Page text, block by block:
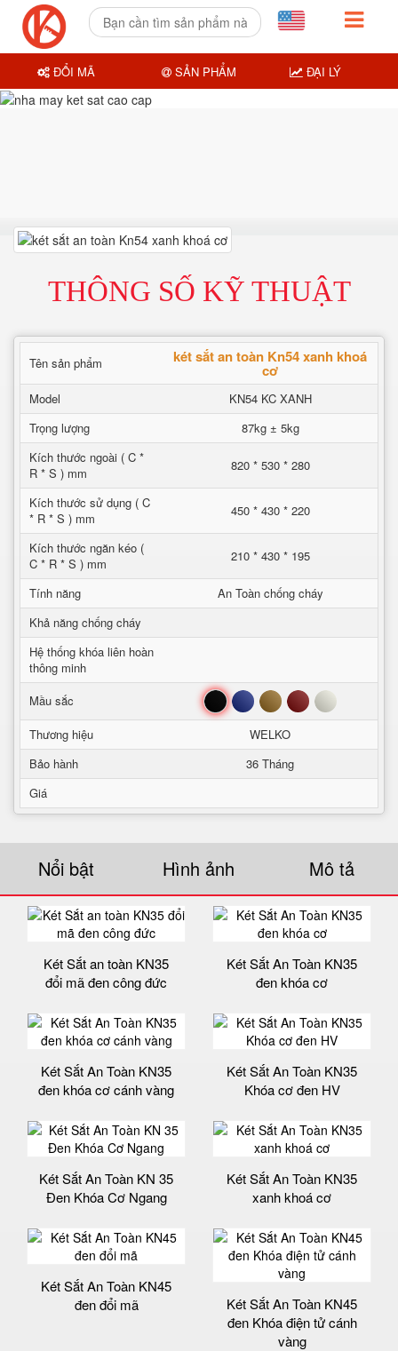
THÔNG SỐ KỸ THUẬT
Tên sản phẩm két sắt an toàn Kn54 xanh khoá
cơ
Model
KN54 KC XANH
Trọng lượng
87kg ± 5kg
Kích thước ngoài ( C *
R * S ) mm
820 * 530 * 280
Kích thước sử dụng ( C
* R * S ) mm
450 * 430 * 220
Kích thước ngăn kéo (
C * R * S ) mm
210 * 430 * 195
Tính năng
An Toàn chống cháy
Khả năng chống cháy
Hệ thống khóa liên hoàn
thông minh
Mầu sắc
Đen Xanh Nâu Đỏ Trắng
Thương hiệu
WELKO
Bảo hành
36 Tháng
Giá
Nổi bật Hình ảnh Mô tả
Két Sắt an toàn KN35
đổi mã đen công đức
Két Sắt An Toàn KN35
đen khóa cơ
Két Sắt An Toàn KN35
đen khóa cơ cánh vàng
Két Sắt An Toàn KN35
Khóa cơ đen HV
Két Sắt An Toàn KN 35
Đen Khóa Cơ Ngang
Két Sắt An Toàn KN35
xanh khoá cơ
Két Sắt An Toàn KN45
đen đổi mã
Két Sắt An Toàn KN45
đen Khóa điện tử cánh
vàng
ĐỔI MÃ SẢN PHẨM ĐẠI LÝ